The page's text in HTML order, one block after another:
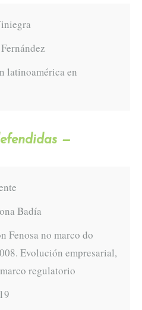
latinoamérica en
—
Badía
Fenosa no marco do
Evolución empresarial,
regulatorio